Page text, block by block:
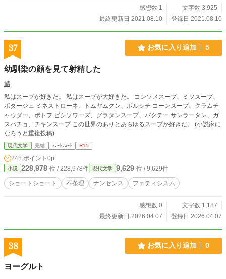
感想数 1
文字数 3,925
最終更新日 2021.08.10
登録日 2021.08.10
37 お気に入り追加 5
幼馴染の顔を見て射精した
鯖
私はスープが好きだ。 私はスープが大好きだ。 コンソメスープ、ミソスープ、
ポタージュ ミネストローネ、トムヤムクン、ボルシチ コーンスープ、クラムチ
ャウダー、ポトフ ビシソワーズ、グラタンスープ、バクテー サンラータン、ガ
スパチョ、チキンスープ この世界のありとあらゆるスープが好きだ。 (小説家に
なろうと重複投稿)
現代文学 完結 ｼｮｰﾄｼｮｰﾄ R15
24h.ポイント 0pt
小説 228,978 位 / 228,978件 現代文学 9,629 位 / 9,629件
ショートショート 不条理 ナンセンス フェティシズム
感想数 0
文字数 1,187
最終更新日 2026.04.07
登録日 2026.04.07
38 お気に入り追加 0
ヨーグルト